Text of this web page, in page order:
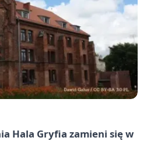
Hala Gryfia zamieni się w